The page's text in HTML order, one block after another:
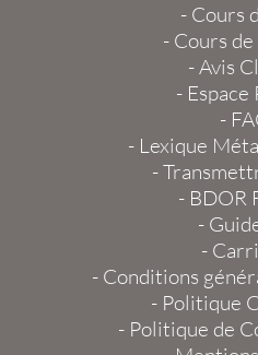
- Cours
- Cours de
-Avis
- Espace
-
- Lexique
-
- BDOR
-
-
- Conditions
- Politique
- Politique de